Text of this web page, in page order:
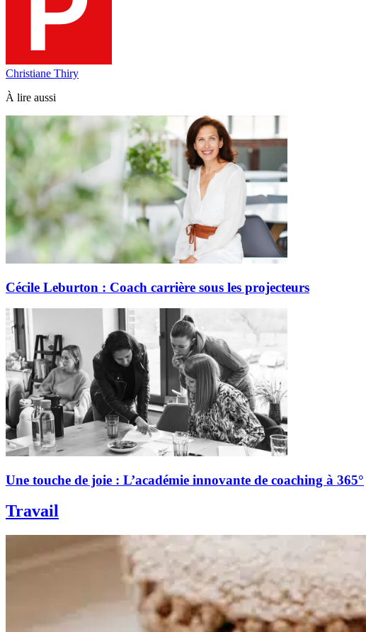
Christiane Thiry
À lire aussi
Cécile Leburton : Coach carrière sous les projecteurs
Une touche de joie : L’académie innovante de coaching à 365°
Travail